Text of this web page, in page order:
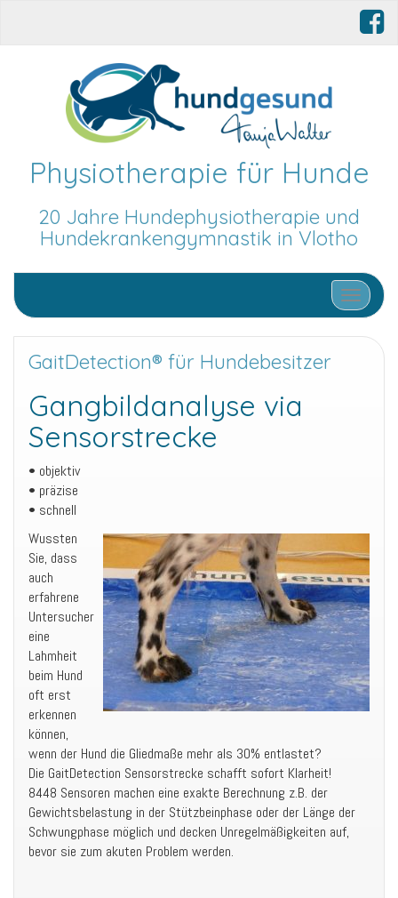
Physiotherapie für Hunde
20 Jahre Hundephysiotherapie und
Hundekrankengymnastik in Vlotho
Schalte
GaitDetection® für Hundebesitzer
Gangbildanalyse via
Sensorstrecke
• objektiv
• präzise
• schnell
Wussten
Sie, dass
auch
erfahrene
Untersucher
eine
Lahmheit
beim Hund
oft erst
erkennen
können,
wenn der Hund die Gliedmaße mehr als 30% entlastet?
Die GaitDetection Sensorstrecke schafft sofort Klarheit!
8448 Sensoren machen eine exakte Berechnung z.B. der
Gewichtsbelastung in der Stützbeinphase oder der Länge der
Schwungphase möglich und decken Unregelmäßigkeiten auf,
bevor sie zum akuten Problem werden.